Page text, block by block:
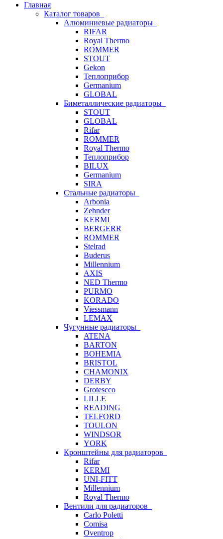
Главная
Каталог товаров
Алюминиевые радиаторы
RIFAR
Royal Thermo
ROMMER
STOUT
Gekon
Теплоприбор
Germanium
GLOBAL
Биметаллические радиаторы
STOUT
GLOBAL
Rifar
ROMMER
Royal Thermo
Теплоприбор
BILUX
Germanium
SIRA
Стальные радиаторы
Arbonia
Zehnder
KERMI
BERGERR
ROMMER
Stelrad
Buderus
Millennium
AXIS
NED Thermo
PURMO
KORADO
Viessmann
LEMAX
Чугунные радиаторы
ATENA
BARTON
BOHEMIA
BRISTOL
CHAMONIX
DERBY
Grotescco
LILLE
READING
TELFORD
TOULON
WINDSOR
YORK
Кронштейны для радиаторов
Rifar
KERMI
UNI-FITT
Millennium
Royal Thermo
Вентили для радиаторов
Carlo Poletti
Comisa
Oventrop